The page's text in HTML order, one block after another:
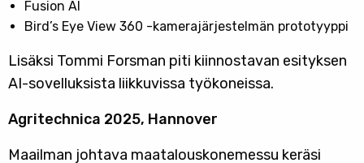
Fusion AI
Bird’s Eye View 360 -kamerajärjestelmän prototyyppi
Lisäksi Tommi Forsman piti kiinnostavan esityksen
AI-sovelluksista liikkuvissa työkoneissa.
Agritechnica 2025, Hannover
Maailman johtava maatalouskonemessu keräsi